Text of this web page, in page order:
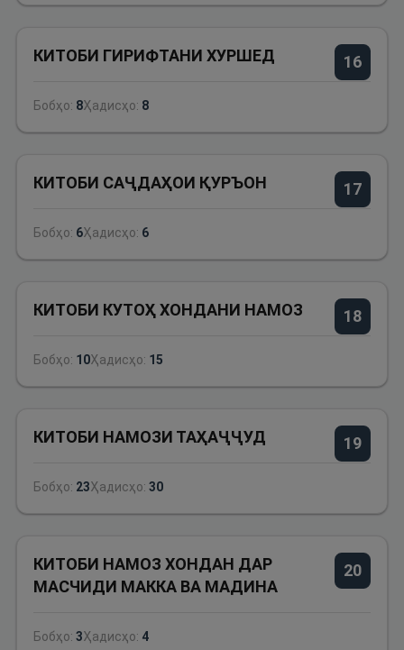
16
КИТОБИ ГИРИФТАНИ ХУРШЕД
Бобҳо: 8Ҳадисҳо: 8
17
КИТОБИ САҶДАҲОИ ҚУРЪОН
Бобҳо: 6Ҳадисҳо: 6
18
КИТОБИ КУТОҲ ХОНДАНИ НАМОЗ
Бобҳо: 10Ҳадисҳо: 15
19
КИТОБИ НАМОЗИ ТАҲАҶҶУД
Бобҳо: 23Ҳадисҳо: 30
20
КИТОБИ НАМОЗ ХОНДАН ДАР
МАСЧИДИ МАККА ВА МАДИНА
Бобҳо: 3Ҳадисҳо: 4